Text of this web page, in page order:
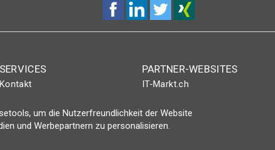
SERVICES
Kontakt
Login
PARTNER-WEBSITES
IT-Markt.ch
ICTjournal
um die Nutzerfreundlichkeit der Website
und Werbepartnern zu personalisieren.